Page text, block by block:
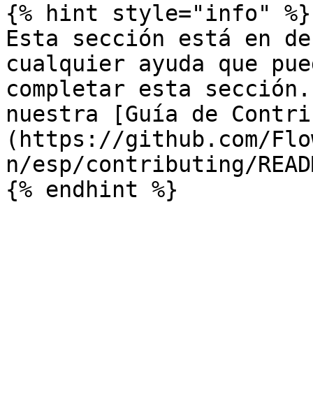
{% hint style="info" %}
Esta sección está en
cualquier ayuda que
completar esta
nuestra [Guía de
(https://github.com/
n/esp/contributing/